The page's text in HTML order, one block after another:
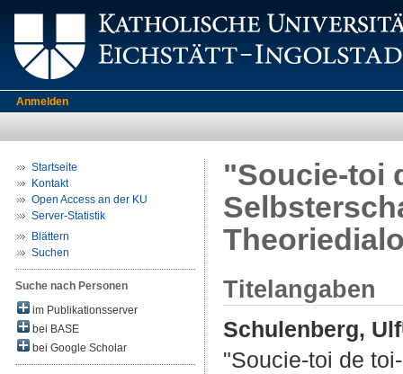
Anmelden
Startseite
Kontakt
Open Access an der KU
Server-Statistik
Blättern
Suchen
Suche nach Personen
im Publikationsserver
bei BASE
bei Google Scholar
"Soucie-toi
Titelangaben
Schulenberg, Ulf
"Soucie-toi de